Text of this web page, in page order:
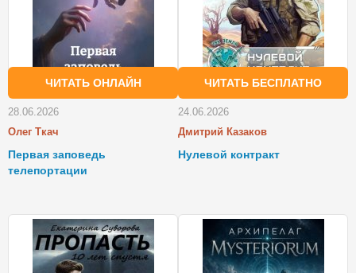
ЧИТАТЬ ОНЛАЙН
28.06.2026
Олег Ткач
Первая заповедь
телепортации
ЧИТАТЬ БЕСПЛАТНО
24.06.2026
Дмитрий Казаков
Нулевой контракт